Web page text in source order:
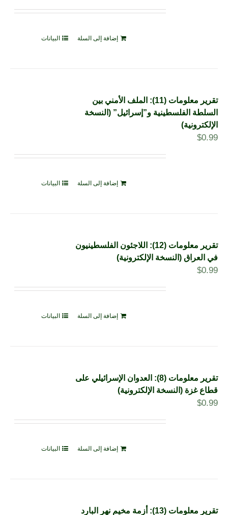
إضافة إلى السلة البيانات
تقرير معلومات (11): الملف الأمني بين
السلطة الفلسطينية و”إسرائيل” (النسخة
الإلكترونية)
$0.99
إضافة إلى السلة البيانات
تقرير معلومات (12): اللاجئون الفلسطينيون
في العراق (النسخة الإلكترونية)
$0.99
إضافة إلى السلة البيانات
تقرير معلومات (8): العدوان الإسرائيلي على
قطاع غزة (النسخة الإلكترونية)
$0.99
إضافة إلى السلة البيانات
تقرير معلومات (13): أزمة مخيم نهر البارد